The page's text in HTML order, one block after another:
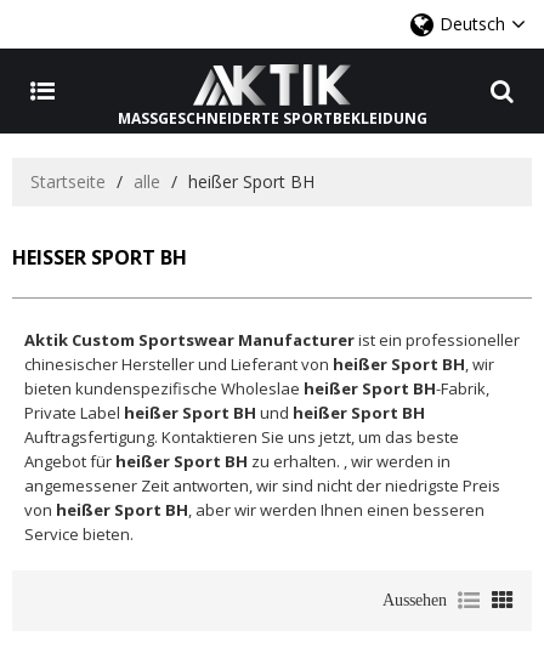
Deutsch
MASSGESCHNEIDERTE SPORTBEKLEIDUNG
Startseite / alle / heißer Sport BH
HEISSER SPORT BH
Aktik Custom Sportswear Manufacturerist ein professioneller
chinesischer Hersteller und Lieferant von heißer Sport BH, wir
bieten kundenspezifische Wholeslae heißer Sport BH-Fabrik,
Private Label heißer Sport BH und heißer Sport BH
Auftragsfertigung. Kontaktieren Sie uns jetzt, um das beste
Angebot für heißer Sport BH zu erhalten. , wir werden in
angemessener Zeit antworten, wir sind nicht der niedrigste Preis
von heißer Sport BH, aber wir werden Ihnen einen besseren
Service bieten.
Aussehen